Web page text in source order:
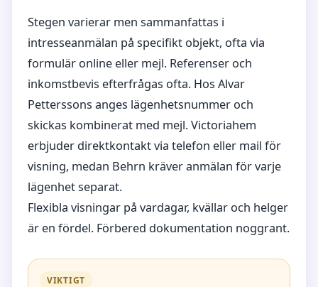
Stegen varierar men sammanfattas i
intresseanmälan på specifikt objekt, ofta via
formulär online eller mejl. Referenser och
inkomstbevis efterfrågas ofta. Hos Alvar
Petterssons anges lägenhetsnummer och
skickas kombinerat med mejl. Victoriahem
erbjuder direktkontakt via telefon eller mail för
visning, medan Behrn kräver anmälan för varje
lägenhet separat.
Flexibla visningar på vardagar, kvällar och helger
är en fördel. Förbered dokumentation noggrant.
VIKTIGT